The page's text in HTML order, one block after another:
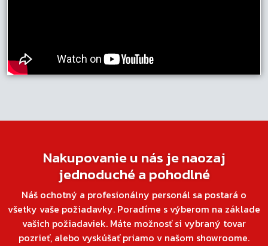
Nakupovanie u nás je naozaj
jednoduché a pohodlné
Náš ochotný a profesionálny personál sa postará o
všetky vaše požiadavky. Poradíme s výberom na základe
vašich požiadaviek. Máte možnosť si vybraný tovar
pozrieť, alebo vyskúšať priamo v našom showroome.